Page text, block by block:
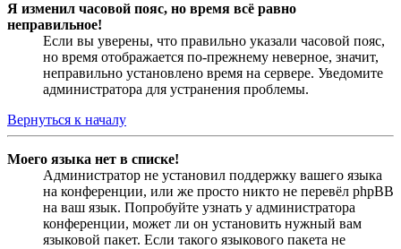
Я изменил часовой пояс, но время всё равно
неправильное!
Если вы уверены, что правильно указали часовой пояс,
но время отображается по-прежнему неверное, значит,
неправильно установлено время на сервере. Уведомите
администратора для устранения проблемы.
Вернуться к началу
Моего языка нет в списке!
Администратор не установил поддержку вашего языка
на конференции, или же просто никто не перевёл phpBB
на ваш язык. Попробуйте узнать у администратора
конференции, может ли он установить нужный вам
языковой пакет. Если такого языкового пакета не